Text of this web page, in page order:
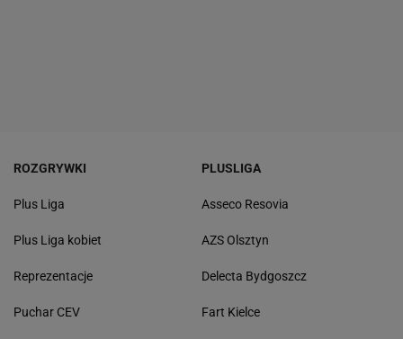
ROZGRYWKI
Plus Liga
Plus Liga kobiet
Reprezentacje
Puchar CEV
PLUSLIGA
Asseco Resovia
AZS Olsztyn
Delecta Bydgoszcz
Fart Kielce